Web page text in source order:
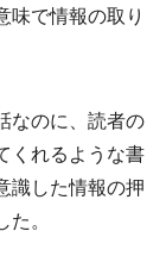
味で情報の取り
なのに、読者の
くれるような書
識した情報の押
。